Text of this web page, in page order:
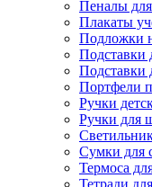
Пеналы
Плакаты
Подложки
Подставки
Подставки
Портфели
Ручки
Ручки для
Сумки для
Термоса
Тетради